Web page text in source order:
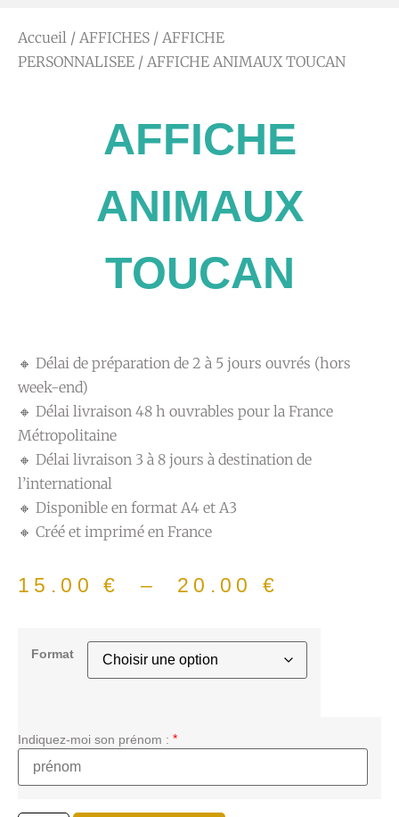
Accueil / AFFICHES / AFFICHE
PERSONNALISEE / AFFICHE ANIMAUX TOUCAN
AFFICHE
ANIMAUX
TOUCAN
🔸 Délai de préparation de 2 à 5 jours ouvrés (hors
week-end)
🔸 Délai livraison 48 h ouvrables pour la France
Métropolitaine
🔸 Délai livraison 3 à 8 jours à destination de
l’international
🔸 Disponible en format A4 et A3
🔸 Créé et imprimé en France
15.00€ – 20.00€
Format
Indiquez-moi son prénom : *